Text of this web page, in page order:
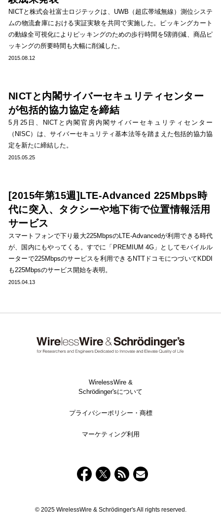
NICTと株式会社富士ロジテックは、UWB（超広帯域無線）測位システ
ムの物流倉庫における実証実験を共同で実施した。ピッキングカート
の動線全可視化によりピッキングのための歩行時間を5割削減、商品ピ
ッキングの所要時間も大幅に削減した。
2015.08.12
NICTと内閣サイバーセキュリティセンター
が包括的協力協定を締結
5月25日、NICTと内閣官房内閣サイバーセキュリティセンター
（NISC）は、サイバーセキュリティ基本法等を踏まえた包括的協力協
定を新たに締結した。
2015.05.25
[2015年第15週]LTE-Advanced 225Mbps時
代に突入、タクシーや地下街で位置情報活用
サービス
スマートフォンで下り最大225MbpsのLTE-Advancedが利用できる時代
が、国内にもやってくる。すでに「PREMIUM 4G」としてモバイルル
ーターで225Mbpsのサービスを利用できるNTTドコモにつづいてKDDI
も225Mbpsのサービス開始を表明。
2015.04.13
WirelessWire &
Schrödinger'sについて
プライバシーポリシー・商標
マーケティング利用
© 2025 WirelessWire & Schrödinger's All rights reserved.